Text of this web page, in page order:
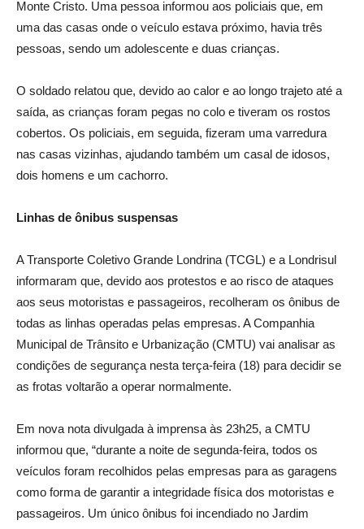
Monte Cristo. Uma pessoa informou aos policiais que, em
uma das casas onde o veículo estava próximo, havia três
pessoas, sendo um adolescente e duas crianças.
O soldado relatou que, devido ao calor e ao longo trajeto até a
saída, as crianças foram pegas no colo e tiveram os rostos
cobertos. Os policiais, em seguida, fizeram uma varredura
nas casas vizinhas, ajudando também um casal de idosos,
dois homens e um cachorro.
Linhas de ônibus suspensas
A Transporte Coletivo Grande Londrina (TCGL) e a Londrisul
informaram que, devido aos protestos e ao risco de ataques
aos seus motoristas e passageiros, recolheram os ônibus de
todas as linhas operadas pelas empresas. A Companhia
Municipal de Trânsito e Urbanização (CMTU) vai analisar as
condições de segurança nesta terça-feira (18) para decidir se
as frotas voltarão a operar normalmente.
Em nova nota divulgada à imprensa às 23h25, a CMTU
informou que, “durante a noite de segunda-feira, todos os
veículos foram recolhidos pelas empresas para as garagens
como forma de garantir a integridade física dos motoristas e
passageiros. Um único ônibus foi incendiado no Jardim